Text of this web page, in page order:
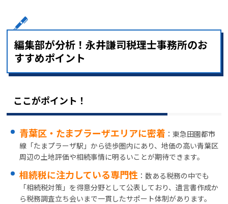
編集部が分析！永井謙司税理士事務所のお
すすめポイント
ここがポイント！
青葉区・たまプラーザエリアに密着 ：東急田園都市
線「たまプラーザ駅」から徒歩圏内にあり、地価の高い青葉区
周辺の土地評価や相続事情に明るいことが期待できます。
相続税に注力している専門性 ：数ある税務の中でも
「相続税対策」を得意分野として公表しており、遺言書作成か
ら税務調査立ち会いまで一貫したサポート体制があります。